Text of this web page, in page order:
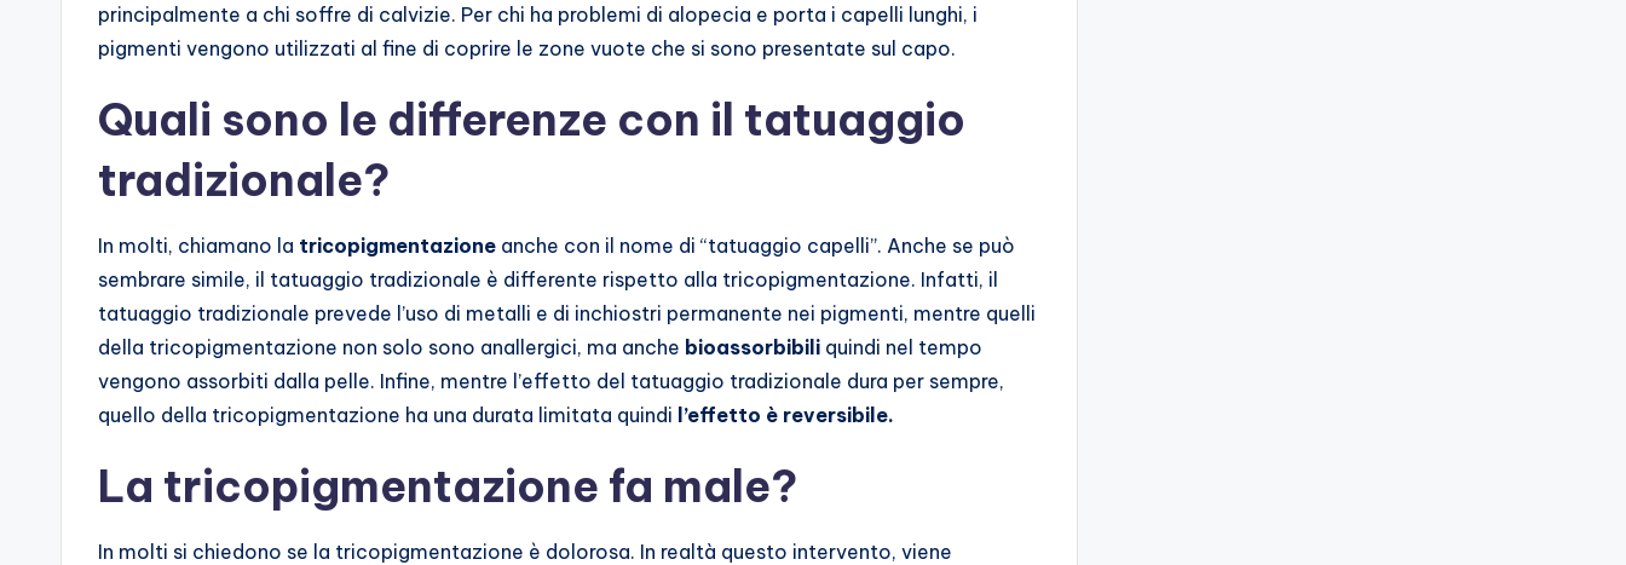
principalmente a chi soffre di calvizie. Per chi ha problemi di alopecia e porta i capelli lunghi, i
pigmenti vengono utilizzati al fine di coprire le zone vuote che si sono presentate sul capo.
Quali sono le differenze con il tatuaggio
tradizionale?
In molti, chiamano la tricopigmentazione anche con il nome di “tatuaggio capelli”. Anche se può
sembrare simile, il tatuaggio tradizionale è differente rispetto alla tricopigmentazione. Infatti, il
tatuaggio tradizionale prevede l’uso di metalli e di inchiostri permanente nei pigmenti, mentre quelli
della tricopigmentazione non solo sono anallergici, ma anche bioassorbibili quindi nel tempo
vengono assorbiti dalla pelle. Infine, mentre l’effetto del tatuaggio tradizionale dura per sempre,
quello della tricopigmentazione ha una durata limitata quindi l’effetto è reversibile.
La tricopigmentazione fa male?
In molti si chiedono se la tricopigmentazione è dolorosa. In realtà questo intervento, viene